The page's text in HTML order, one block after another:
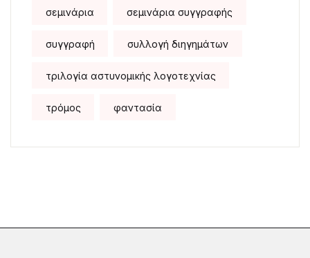
σεμινάρια σεμινάρια συγγραφής
συγγραφή συλλογή διηγημάτων
τριλογία αστυνομικής λογοτεχνίας
τρόμος φαντασία